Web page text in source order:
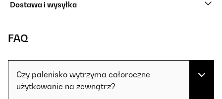
Dostawa i wysyłka
FAQ
Czy palenisko wytrzyma całoroczne
użytkowanie na zewnątrz?